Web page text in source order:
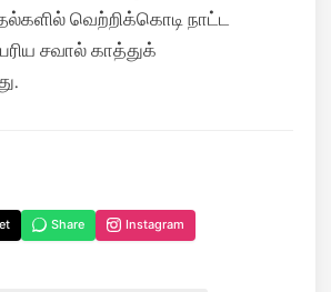
வெற்றிக்கொடி நாட்ட
சவால் காத்துக்
Share Instagram